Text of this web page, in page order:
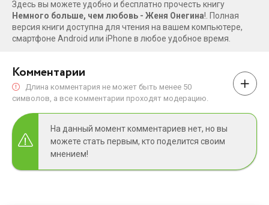
Здесь вы можете удобно и бесплатно прочесть книгу
Немного больше, чем любовь - Женя Онегина!. Полная
версия книги доступна для чтения на вашем компьютере,
смартфоне Android или iPhone в любое удобное время.
Комментарии
Длина комментария не может быть менее 50
символов, а все комментарии проходят модерацию.
На данный момент комментариев нет, но вы
можете стать первым, кто поделится своим
мнением!